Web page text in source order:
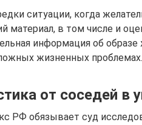
ситуации, когда
материал, в том числе и
информация об
жизненных проблемах.
от соседей в
РФ обязывает суд